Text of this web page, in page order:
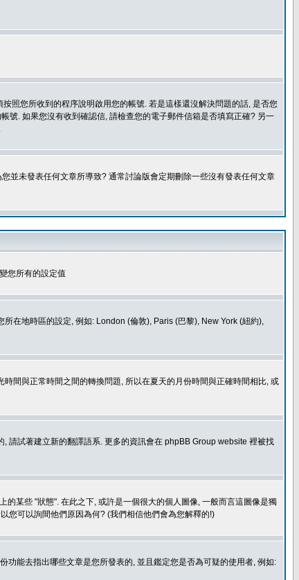
按照您所收到的程序說明啟用您的帳號. 若是這樣還沒解決問題的話, 是否您
號. 如果您沒有收到確認信, 請檢查您的電子郵件信箱是否填寫正確? 另一
並未發表任何文章所導致? 通常討論版會定期刪除一些沒有發表任何文章
您所有的設定值
在地時區的設定, 例如: London (倫敦), Paris (巴黎), New York (紐約),
間與正常時間之間的轉換問題, 所以在夏天的月份時間與正確時間相比, 或
請試著建立新的翻譯語系. 更多的資訊會在 phpBB Group website 裡被找
某些 "狀態". 在此之下, 或許是一個很大的個人圖像, 一般而言這圖像是獨
您可以詢間他們原因為何? (我們相信他們會為您解釋的!)
能去指出哪些文章是您所發表的, 並且鑑定您是否為可疑的使用者, 例如: